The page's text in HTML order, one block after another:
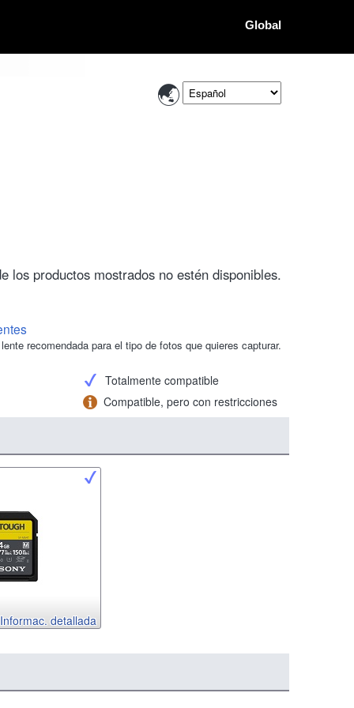
Global
los productos mostrados no estén disponibles.
recomendada para el tipo de fotos que quieres capturar.
Totalmente compatible
Compatible, pero con restricciones
Informac. detallada